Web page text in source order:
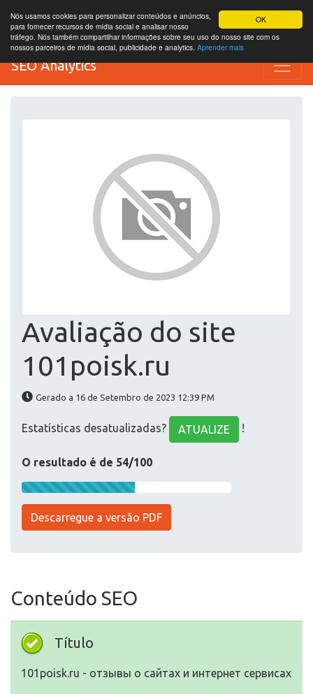
OK
Nós usamos cookies para personalizar conteúdos e anúncios,
para fornecer recursos de mídia social e analisar nosso
tráfego. Nós também compartilhar informações sobre seu uso do nosso site com os
nossos parceiros de mídia social, publicidade e analytics. Aprender mais
SEO Analytics
Avaliação do site
101poisk.ru
Gerado a 16 de Setembro de 2023 12:39 PM
Estatísticas desatualizadas? ATUALIZE !
O resultado é de 54/100
Descarregue a versão PDF
Conteúdo SEO
Título
101poisk.ru - отзывы о сайтах и интернет сервисах